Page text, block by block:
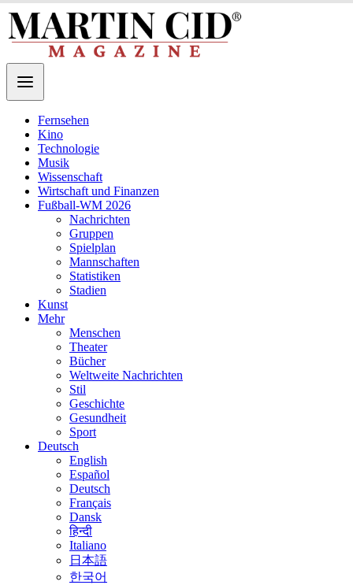
Fernsehen
Kino
Technologie
Musik
Wissenschaft
Wirtschaft und Finanzen
Fußball-WM 2026
Nachrichten
Gruppen
Spielplan
Mannschaften
Statistiken
Stadien
Kunst
Mehr
Menschen
Theater
Bücher
Weltweite Nachrichten
Stil
Geschichte
Gesundheit
Sport
Deutsch
English
Español
Deutsch
Français
Dansk
हिन्दी
Italiano
日本語
한국어